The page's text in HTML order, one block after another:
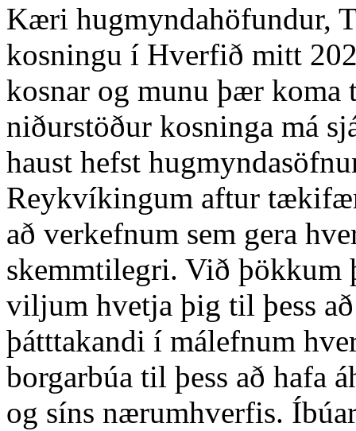
Kæri hugmyndahöfundur,
kosningu í Hverfið mitt
kosnar og munu þær
niðurstöður kosninga má
haust hefst
Reykvíkingum aftur
að verkefnum sem gera
skemmtilegri. Við
viljum hvetja þig til þess
þátttakandi í málefnum
borgarbúa til þess að hafa
og síns nærumhverfis.